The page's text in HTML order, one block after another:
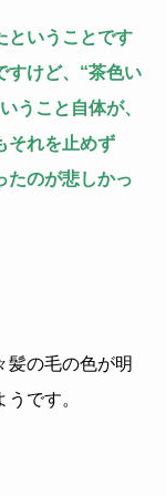
ということです
すけど、“茶色い
うこと自体が、
それを止めず
たのが悲しかっ
髪の毛の色が明
です。